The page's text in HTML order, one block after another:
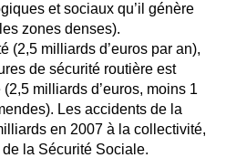
et sociaux qu’il génère
zones denses).
(2,5 milliards d’euros par an),
de sécurité routière est
milliards d’euros, moins 1
Les accidents de la
en 2007 à la collectivité,
la Sécurité Sociale.